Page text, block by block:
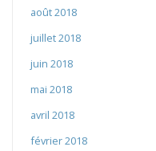
août 2018
juillet 2018
juin 2018
mai 2018
avril 2018
février 2018